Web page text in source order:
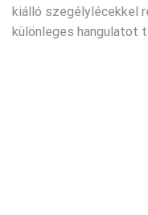
kiálló szegélylécekkel
különleges hangulatot